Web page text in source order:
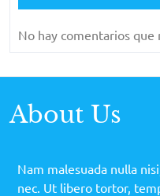
No hay comentarios que
About Us
Nam malesuada nulla
nec. Ut libero tortor,